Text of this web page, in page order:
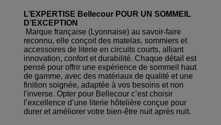
L’EXPERTISE Bellecour POUR UN SOMMEIL
D’EXCEPTION
Marque française (Lyonnaise) au savoir-faire
reconnu, elle conçoit des matelas, sommiers et
accessoires de literie en circuits courts, alliant
innovation, confort et durabilité. Chaque détail est
pensé pour offrir une expérience de sommeil haut
de gamme, avec des matériaux de qualité et une
finition soignée, adaptée à vos besoins et non
l'inverse. Opter pour Bellecour c’est choisir
l’excellence d’une literie hôtelière conçue pour
durer et améliorer votre bien-être nuit après nuit.